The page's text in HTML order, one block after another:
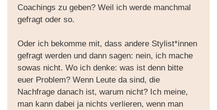
Coachings zu geben? Weil ich werde manchmal
gefragt oder so.
Oder ich bekomme mit, dass andere Stylist*innen
gefragt werden und dann sagen: nein, ich mache
sowas nicht. Wo ich denke: was ist denn bitte
euer Problem? Wenn Leute da sind, die
Nachfrage danach ist, warum nicht? Ich meine,
man kann dabei ja nichts verlieren, wenn man